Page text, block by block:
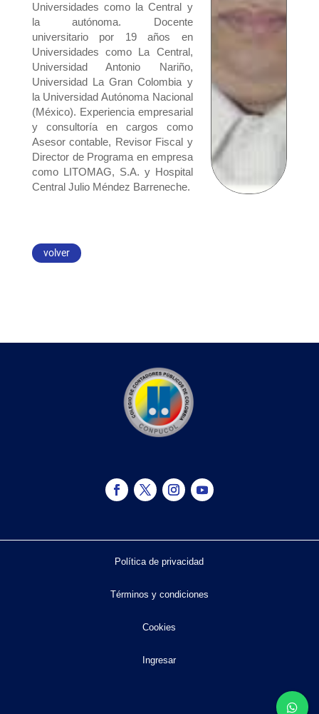
Universidades como la Central y
la autónoma. Docente
universitario por 19 años en
Universidades como La Central,
Universidad Antonio Nariño,
Universidad La Gran Colombia y
la Universidad Autónoma Nacional
(México). Experiencia empresarial
y consultoría en cargos como
Asesor contable, Revisor Fiscal y
Director de Programa en empresa
como LITOMAG, S.A. y Hospital
Central Julio Méndez Barreneche.
volver
Política de privacidad
Términos y condiciones
Cookies
Ingresar